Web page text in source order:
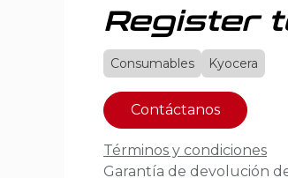
Register
Consumables Kyocera
Contáctanos
Términos y condiciones
Garantía de devolución